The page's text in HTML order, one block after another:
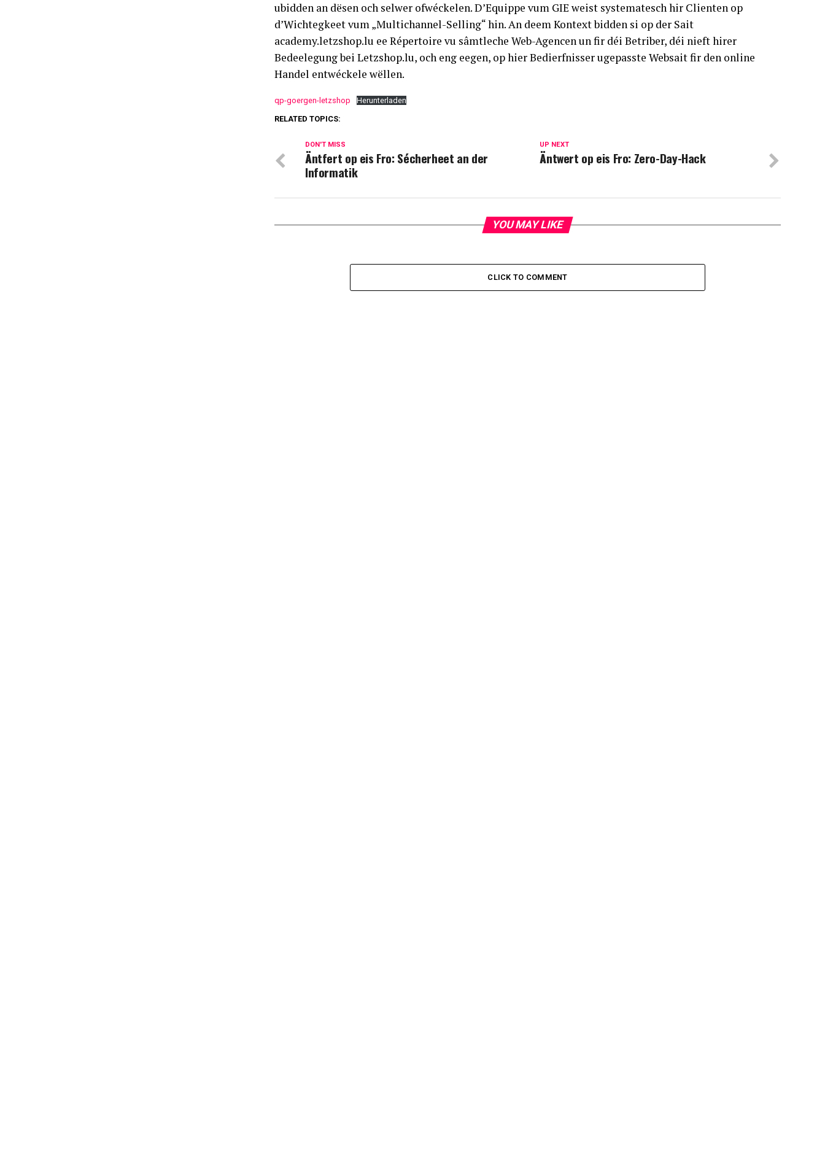
ubidden an dësen och selwer ofwéckelen. D’Equippe vum GIE weist systematesch hir Clienten op
d’Wichtegkeet vum „Multichannel-Selling“ hin. An deem Kontext bidden si op der Sait
academy.letzshop.lu ee Répertoire vu sâmtleche Web-Agencen un fir déi Betriber, déi nieft hirer
Bedeelegung bei Letzshop.lu, och eng eegen, op hier Bedierfnisser ugepasste Websait fir den online
Handel entwéckele wëllen.
qp-goergen-letzshop
Herunterladen
RELATED TOPICS:
UP NEXT
Äntwert op eis Fro: Zero-Day-Hack
DON'T MISS
Äntfert op eis Fro: Sécherheet an der
Informatik
YOU MAY LIKE
CLICK TO COMMENT